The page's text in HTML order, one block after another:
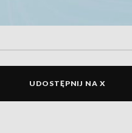
UDOSTĘPNIJ NA X